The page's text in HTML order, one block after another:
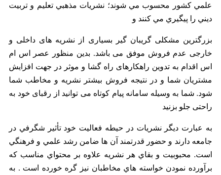
علمي کشور محسوب مي شوند؛ نشريات مذهبي تعليم و تربيت
ديني را پي‎گيري مي کنند و
بزرگترین مشکلی گریبان گیر بسیاری از نشریه های داخلی و
خارجی عدم فروش موفق می باشد. بدین منظور عصر اس ام
اس اقدام به تدوین راهکارهای راه گشا و موثر در جهت افزایش
مشتریان شما و در نتیجه فروش بیشتر نشریه و مخاطب شما
شود. شما به وسیله سامانه پیام کوتاه می توانید از رقبای خود به
راحتی جلو بزنید
به عبارت ديگر نشريات در حيطه فعاليت خود تأثير شگرفي در
جامعه دارند و حضور قدرتمند آن ها ضامن رشد علمي و فرهنگي
است. محبوبيت و بقاي هر نشريه علاوه بر محتواي مناسب که
برآورده نمودن خواسته هاي مخاطبان نيز گره خورده است . به